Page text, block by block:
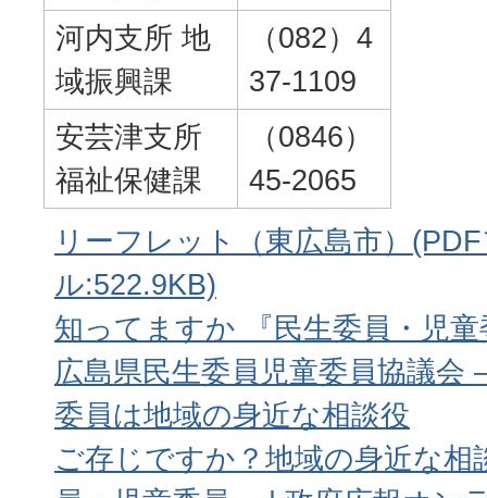
河内支所 地
域振興課
（082）4
37-1109
安芸津支所
福祉保健課
（0846）
45-2065
リーフレット（東広島市）
ル:522.9KB)
知ってますか 『民生委員・児
広島県民生委員児童委員協議会
委員は地域の身近な相談役
ご存じですか？地域の身近な相